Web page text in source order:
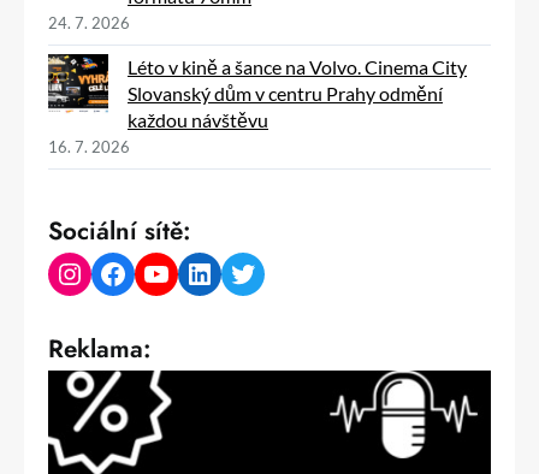
24. 7. 2026
Léto v kině a šance na Volvo. Cinema City
Slovanský dům v centru Prahy odmění
každou návštěvu
16. 7. 2026
Sociální sítě:
Instagram Facebook YouTube LinkedIn Twitter
Reklama: